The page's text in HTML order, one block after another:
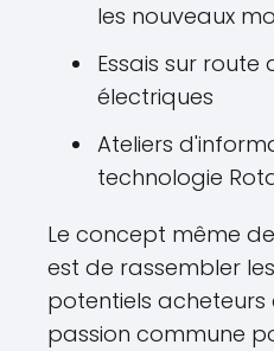
les nouveaux
Essais sur
électriques
Ateliers
technologie
Le concept même
est de rassembler
potentiels acheteurs
passion commune